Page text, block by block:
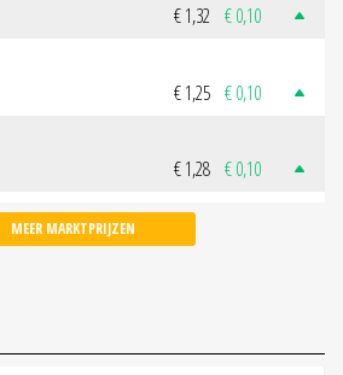
€ 1,32 € 0,10
€ 1,25 € 0,10
€ 1,28 € 0,10
MEER MARKTPRIJZEN